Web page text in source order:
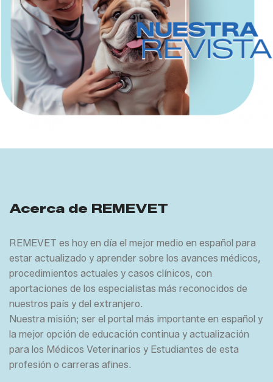
Acerca de REMEVET
REMEVET es hoy en día el mejor medio en español para
estar actualizado y aprender sobre los avances médicos,
procedimientos actuales y casos clínicos, con
aportaciones de los especialistas más reconocidos de
nuestros país y del extranjero.
Nuestra misión; ser el portal más importante en español y
la mejor opción de educación continua y actualización
para los Médicos Veterinarios y Estudiantes de esta
profesión o carreras afines.